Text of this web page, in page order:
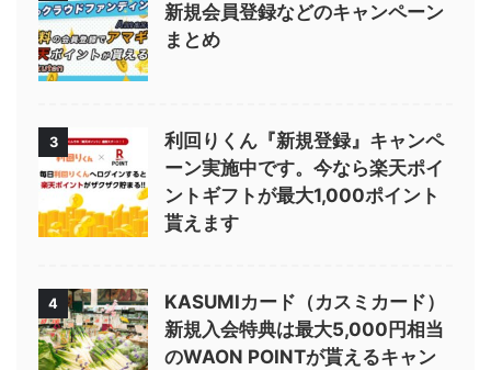
新規会員登録などのキャンペーン
まとめ
3
利回りくん『新規登録』キャンペ
ーン実施中です。今なら楽天ポイ
ントギフトが最大1,000ポイント
貰えます
4
KASUMIカード（カスミカード）
新規入会特典は最大5,000円相当
のWAON POINTが貰えるキャン